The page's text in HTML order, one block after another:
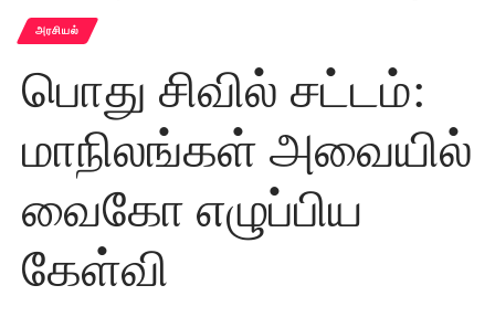
அரசியல்
பொது சிவில் சட்டம்:
மாநிலங்கள் அவையில்
வைகோ எழுப்பிய
கேள்வி